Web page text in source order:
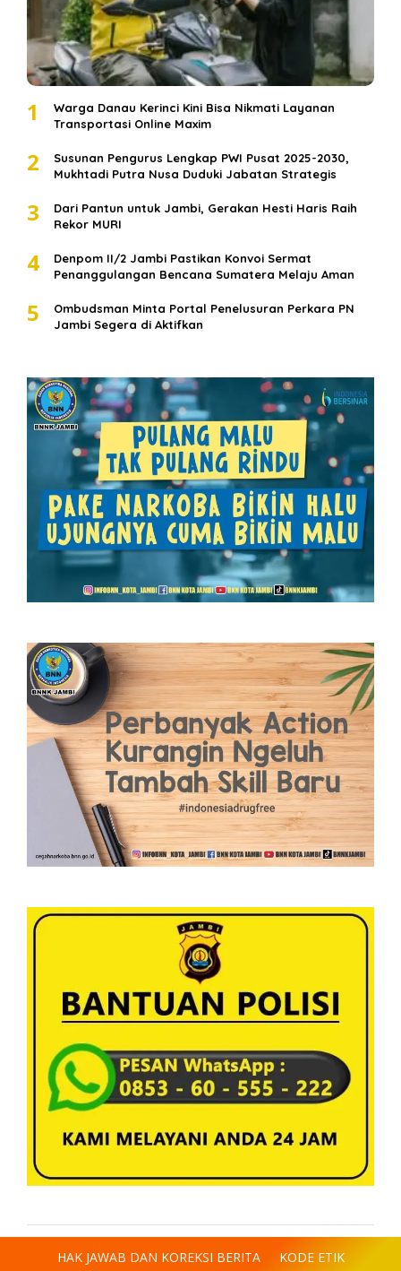
1
Warga Danau Kerinci Kini Bisa Nikmati Layanan
Transportasi Online Maxim
2
Susunan Pengurus Lengkap PWI Pusat 2025-2030,
Mukhtadi Putra Nusa Duduki Jabatan Strategis
3
Dari Pantun untuk Jambi, Gerakan Hesti Haris Raih
Rekor MURI
4
Denpom II/2 Jambi Pastikan Konvoi Sermat
Penanggulangan Bencana Sumatera Melaju Aman
5
Ombudsman Minta Portal Penelusuran Perkara PN
Jambi Segera di Aktifkan
HAK JAWAB DAN KOREKSI BERITA KODE ETIK